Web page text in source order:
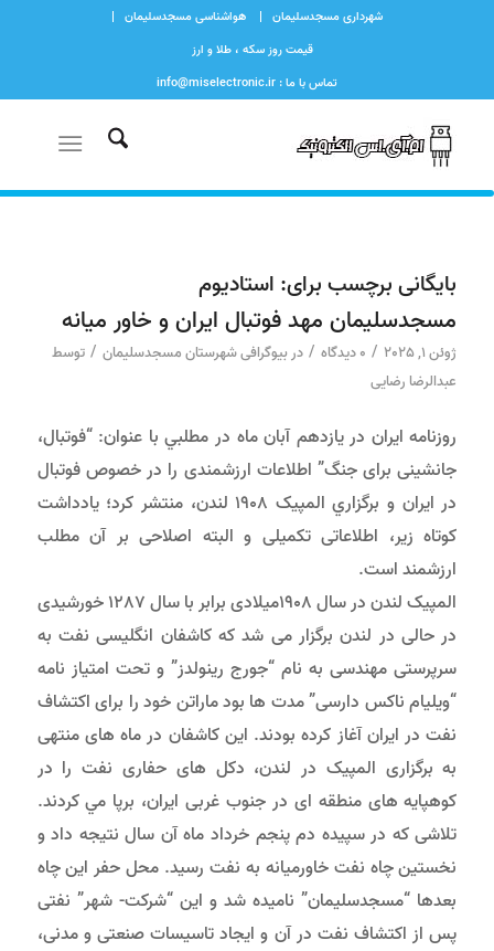
شهرداری مسجدسلیمان
هواشناسی مسجدسلیمان
قیمت روز سکه ، طلا و ارز
تماس با ما : info@miselectronic.ir
بایگانی برچسب برای: استادیوم
مسجدسلیمان مهد فوتبال ایران و خاور میانه
ژوئن 1, 2025 / 0 دیدگاه / دربیوگرافی شهرستان مسجدسلیمان / توسط
عبدالرضا رضایی
روزنامه ایران در یازدهم آبان ماه در مطلبي با عنوان: “فوتبال،
جانشینی برای جنگ” اطلاعات ارزشمندی را در خصوص فوتبال
در ایران و برگزاري المپیک 1908 لندن، منتشر كرد؛ یادداشت
کوتاه زير، اطلاعاتی تکمیلی و البته اصلاحی بر آن مطلب
ارزشمند است.
المپیک لندن در سال 1908میلادی برابر با سال 1287 خورشیدی
در حالی در لندن برگزار می شد که کاشفان انگلیسی نفت به
سرپرستی مهندسی به نام “جورج رینولدز” و تحت امتیاز نامه
“ویلیام ناکس دارسی” مدت ها بود ماراتن خود را برای اکتشاف
نفت در ایران آغاز کرده بودند. اين کاشفان در ماه های منتهی
به برگزاری المپیک در لندن، دکل های حفاری نفت را در
کوهپایه های منطقه ای در جنوب غربی ایران، برپا مي كردند.
تلاشی که در سپیده دم پنجم خرداد ماه آن سال نتیجه داد و
نخستین چاه نفت خاورمیانه به نفت رسید. محل حفر اين چاه
بعدها “مسجدسلیمان” نامیده شد و این “شرکت- شهر” نفتی
پس از اکتشاف نفت در آن و ایجاد تاسیسات صنعتی و مدنی،